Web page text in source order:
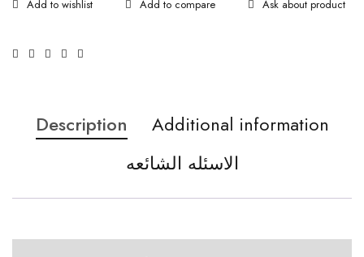
Ask about product
Description
Additional information
الاسئله الشائعه